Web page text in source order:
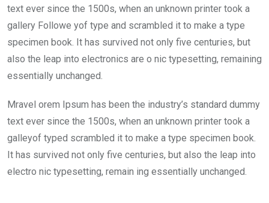
text ever since the 1500s, when an unknown printer took a
gallery Followe yof type and scrambled it to make a type
specimen book. It has survived not only five centuries, but
also the leap into electronics are o nic typesetting, remaining
essentially unchanged.
Mravel orem Ipsum has been the industry’s standard dummy
text ever since the 1500s, when an unknown printer took a
galleyof typed scrambled it to make a type specimen book.
It has survived not only five centuries, but also the leap into
electro nic typesetting, remain ing essentially unchanged.